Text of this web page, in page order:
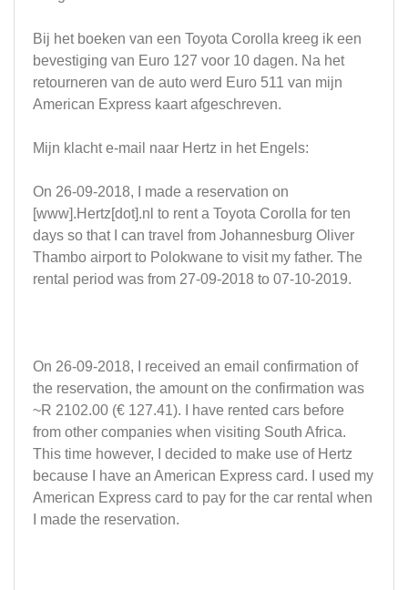
Bij het boeken van een Toyota Corolla kreeg ik een
bevestiging van Euro 127 voor 10 dagen. Na het
retourneren van de auto werd Euro 511 van mijn
American Express kaart afgeschreven.
Mijn klacht e-mail naar Hertz in het Engels:
On 26-09-2018, I made a reservation on
[www].Hertz[dot].nl to rent a Toyota Corolla for ten
days so that I can travel from Johannesburg Oliver
Thambo airport to Polokwane to visit my father. The
rental period was from 27-09-2018 to 07-10-2019.
On 26-09-2018, I received an email confirmation of
the reservation, the amount on the confirmation was
~R 2102.00 (€ 127.41). I have rented cars before
from other companies when visiting South Africa.
This time however, I decided to make use of Hertz
because I have an American Express card. I used my
American Express card to pay for the car rental when
I made the reservation.